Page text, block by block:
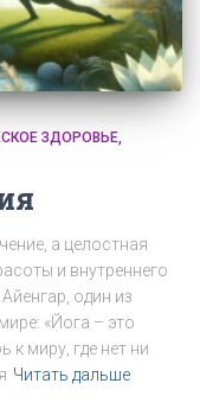
ЗДОРОВЬЕ
а целостная
и внутреннего
один из
«Йога – это
к миру, где нет ни
Читать дальше